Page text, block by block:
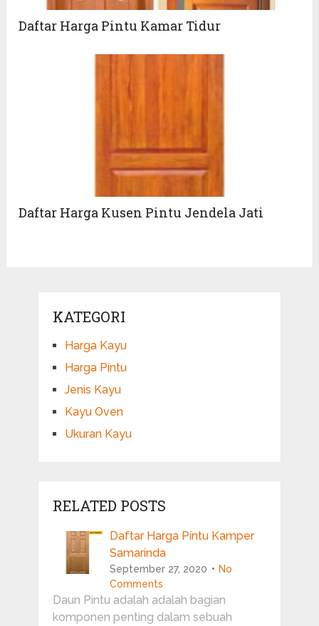
Daftar Harga Pintu Kamar Tidur
Daftar Harga Kusen Pintu Jendela Jati
KATEGORI
Harga Kayu
Harga Pintu
Jenis Kayu
Kayu Oven
Ukuran Kayu
RELATED POSTS
Daftar Harga Pintu Kamper
Samarinda
September 27, 2020
No
Comments
Daun Pintu adalah adalah bagian
komponen penting dalam sebuah